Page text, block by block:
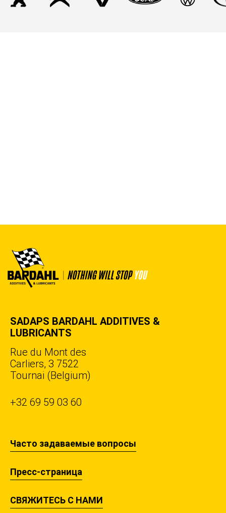
SADAPS BARDAHL ADDITIVES &
LUBRICANTS
Rue du Mont des
Carliers, 3 7522
Tournai (Belgium)
+32 69 59 03 60
Часто задаваемые вопросы
Пресс-страница
СВЯЖИТЕСЬ С НАМИ